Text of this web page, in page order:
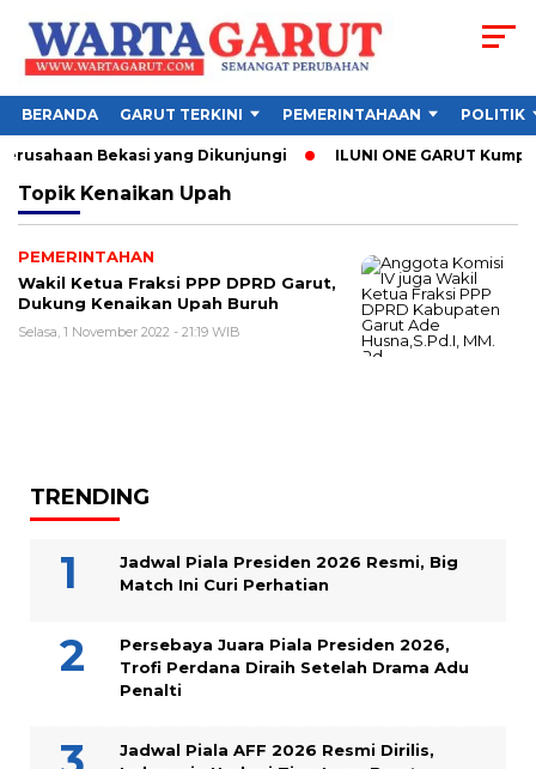
BERANDA GARUT TERKINI PEMERINTAHAAN POLITIK
Bekasi yang Dikunjungi ILUNI ONE GARUT
Topik Kenaikan Upah
PEMERINTAHAN
Wakil Ketua Fraksi PPP DPRD Garut,
Dukung Kenaikan Upah Buruh
Selasa, 1 November 2022 - 21:19 WIB
TRENDING
Jadwal Piala Presiden 2026 Resmi, Big
Match Ini Curi Perhatian
Persebaya Juara Piala Presiden 2026,
Trofi Perdana Diraih Setelah Drama Adu
Penalti
Jadwal Piala AFF 2026 Resmi Dirilis,